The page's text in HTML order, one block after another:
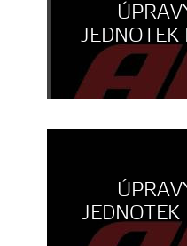
JEDNOTEK